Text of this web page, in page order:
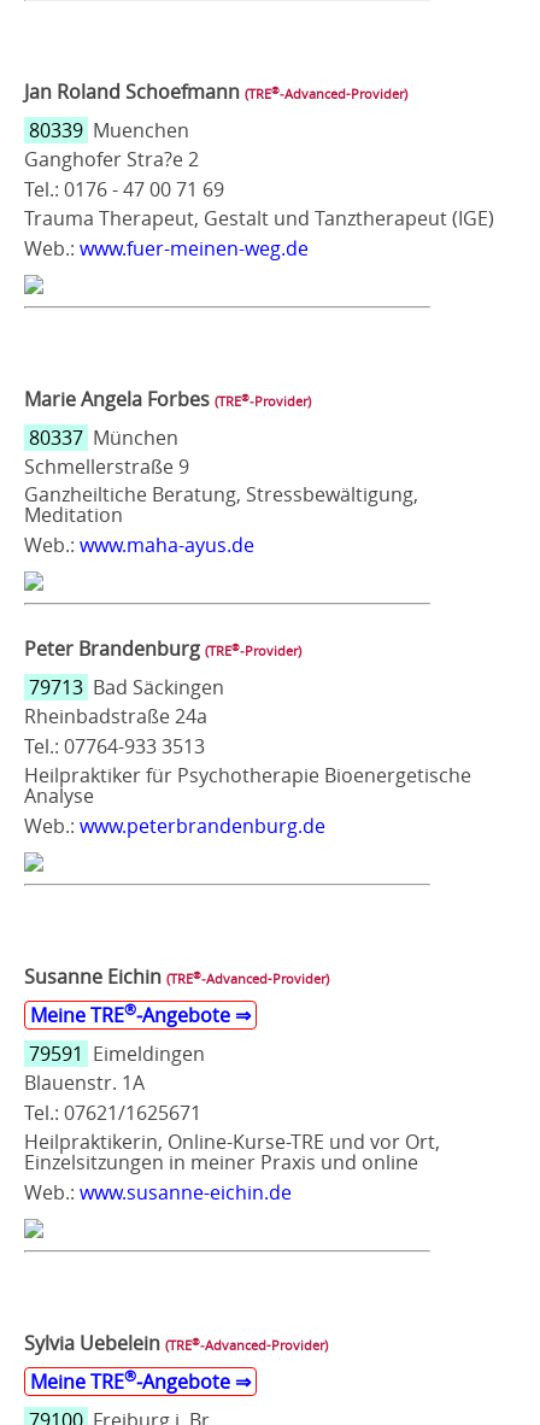
Jan Roland Schoefmann (TRE®‑Advanced-Provider)
80339 Muenchen
Ganghofer Stra?e 2
Tel.: 0176 - 47 00 71 69
Trauma Therapeut, Gestalt und Tanztherapeut (IGE)
Web.: www.fuer-meinen-weg.de
Marie Angela Forbes (TRE®‑Provider)
80337 München
Schmellerstraße 9
Ganzheiltiche Beratung, Stressbewältigung,
Meditation
Web.: www.maha-ayus.de
Peter Brandenburg (TRE®‑Provider)
79713 Bad Säckingen
Rheinbadstraße 24a
Tel.: 07764-933 3513
Heilpraktiker für Psychotherapie Bioenergetische
Analyse
Web.: www.peterbrandenburg.de
Susanne Eichin (TRE®‑Advanced-Provider)
Meine TRE®‑Angebote ⇒
79591 Eimeldingen
Blauenstr. 1A
Tel.: 07621/1625671
Heilpraktikerin, Online-Kurse-TRE und vor Ort,
Einzelsitzungen in meiner Praxis und online
Web.: www.susanne-eichin.de
Sylvia Uebelein (TRE®‑Advanced-Provider)
Meine TRE®‑Angebote ⇒